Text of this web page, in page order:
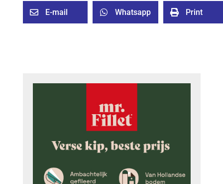
 E-mail  Whatsapp  Print